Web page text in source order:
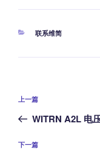
分
联系维简
文
导
航
上
一
文
上一篇
WITRN A2L 电
下
下一篇